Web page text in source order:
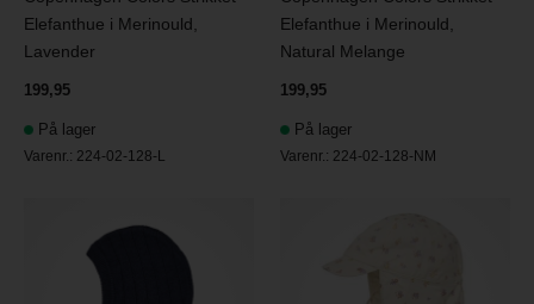
Elefanthue i Merinould,
Lavender
199,95
På lager
Varenr.: 224-02-128-L
Elefanthue i Merinould,
Natural Melange
199,95
På lager
Varenr.: 224-02-128-NM